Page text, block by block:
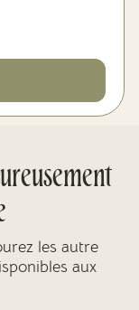
les autre
aux